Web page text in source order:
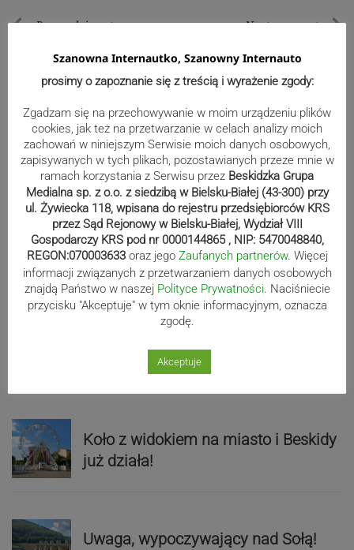
Nawigacja
wpisu
Poprzedni post
post
Następny post
Wydarzenia
Efektowne międzynarodowe
ćwiczenia nad Jeziorem Żywieckim.
Zobacz niezwykłe zdjęcia
Koło z widokiem na miasto i Beskidy
już działa!
Uwaga, wypoczywający nad Sołą!
Szanowna Internautko, Szanowny Internauto
prosimy o zapoznanie się z treścią i wyrażenie zgody:
Zgadzam się na przechowywanie w moim urządzeniu plików
cookies, jak też na przetwarzanie w celach analizy moich
zachowań w niniejszym Serwisie moich danych osobowych,
zapisywanych w tych plikach, pozostawianych przeze mnie w
ramach korzystania z Serwisu przez Beskidzka Grupa
Medialna sp. z o.o. z siedzibą w Bielsku-Białej (43-300) przy
ul. Żywiecka 118, wpisana do rejestru przedsiębiorców KRS
przez Sąd Rejonowy w Bielsku-Białej, Wydział VIII
Gospodarczy KRS pod nr 0000144865 , NIP: 5470048840,
REGON:070003633 oraz jego Zaufanych partnerów. Więcej
informacji związanych z przetwarzaniem danych osobowych
znajdą Państwo w naszej Polityce Prywatności. Naciśniecie
przycisku "Akceptuje" w tym oknie informacyjnym, oznacza
zgodę.
Akceptuje